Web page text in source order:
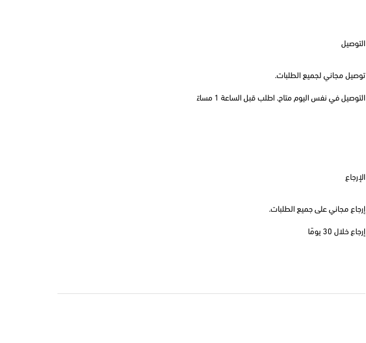
التوصيل
توصيل مجاني لجميع الطلبات.
التوصيل في نفس اليوم متاح. اطلب قبل الساعة 1 مساءً
الإرجاع
إرجاع مجاني على جميع الطلبات.
إرجاع خلال 30 يومًا